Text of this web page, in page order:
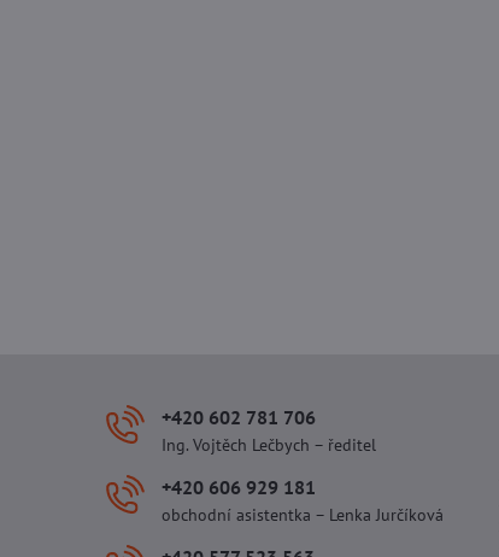
+420 602 781 706
Ing. Vojtěch Lečbych – ředitel
+420 606 929 181
obchodní asistentka – Lenka Jurčíková